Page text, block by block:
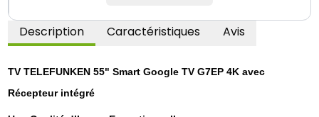
Description Caractéristiques Avis
TV TELEFUNKEN 55" Smart Google TV G7EP 4K avec
Récepteur intégré